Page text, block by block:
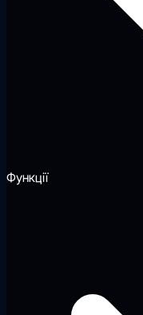
Функції